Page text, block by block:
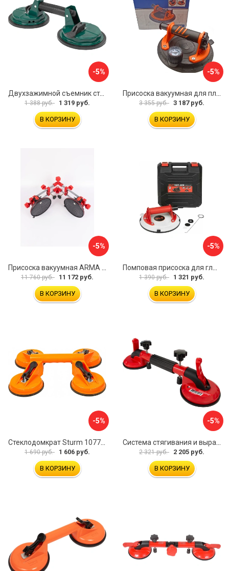
-5%
Двухзажимной съемник стекол Rockforce RF-63404(18564)
1 388 руб. 1 319 руб.
В КОРЗИНУ
-5%
3 355 руб. 3 187 руб.
В КОРЗИНУ
-5%
Присоска вакуумная ARMA P625A
11 760 руб. 11 172 руб.
В КОРЗИНУ
-5%
Помповая присоска для гладкой и шероховатой плитки DLT VST-209 1114
1 390 руб. 1 321 руб.
В КОРЗИНУ
-5%
1 690 руб. 1 606 руб.
В КОРЗИНУ
-5%
2 321 руб. 2 205 руб.
В КОРЗИНУ